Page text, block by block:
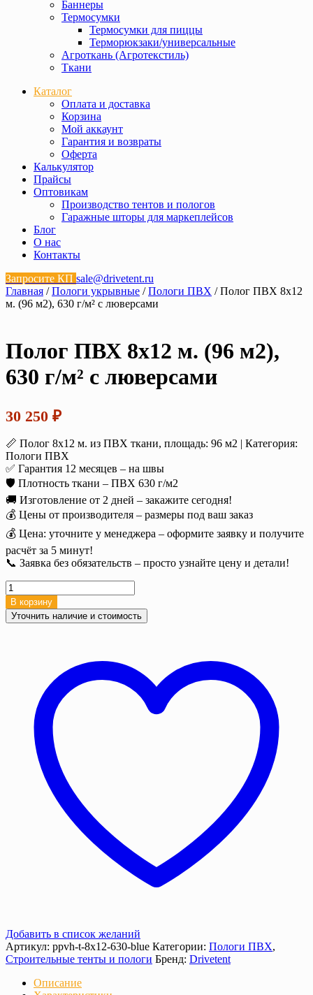
Баннеры
Термосумки
Термосумки для пиццы
Терморюкзаки/универсальные
Агроткань (Агротекстиль)
Ткани
Каталог
Оплата и доставка
Корзина
Мой аккаунт
Гарантия и возвраты
Оферта
Калькулятор
Прайсы
Оптовикам
Производство тентов и пологов
Гаражные шторы для маркеплейсов
Блог
О нас
Контакты
Запросите КП sale@drivetent.ru
Главная /Пологи укрывные /Пологи ПВХ / Полог ПВХ 8х12
м. (96 м2), 630 г/м² с люверсами
Полог ПВХ 8х12 м. (96 м2),
630 г/м² с люверсами
30 250 ₽
📏 Полог 8х12 м. из ПВХ ткани, площадь: 96 м2 | Категория:
Пологи ПВХ
✅ Гарантия 12 месяцев – на швы
🛡️ Плотность ткани – ПВХ 630 г/м2
🚚 Изготовление от 2 дней – закажите сегодня!
💰 Цены от производителя – размеры под ваш заказ
💰 Цена: уточните у менеджера – оформите заявку и получите
расчёт за 5 минут!
📞 Заявка без обязательств – просто узнайте цену и детали!
Количество
товара
Полог
ПВХ
люверсами
В корзину
Уточнить наличие и стоимость
Добавить в список желаний
Артикул: ppvh-t-8х12-630-blue Категории: Пологи ПВХ,
Строительные тенты и пологи Бренд: Drivetent
Описание